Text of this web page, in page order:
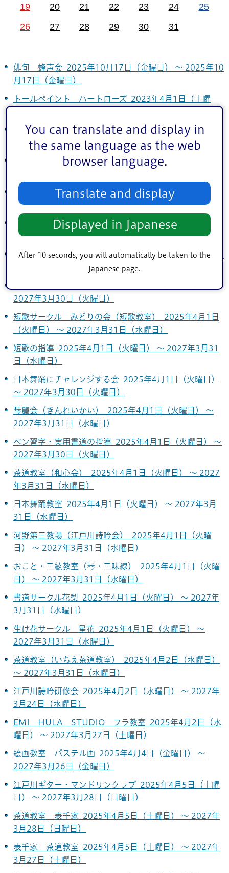
You can translate and display in
the same language as the web
browser language.
Translate and display
Displayed in Japanese
After 10 seconds, you will automatically be taken to the
Japanese page.
19 20 21 22 23 24
25
26
27 28 29 30 31
俳句 蜂声会 2025年10月17日（金曜日） ～ 2025年10
月17日（金曜日）
トールペイント ハートローズ 2023年4月1日（土曜
江戸川女声合唱団 2024年11月14日（木曜日） ～ 2027
年4月1日（木曜日）
江戸川区「楽しい！英会話」 2024年11月24日（日曜
楽しみま書の会 2025年1月21日（火曜日） ～ 2027年3
月31日（水曜日）
表千家茶道「淡水会」 2025年3月4日（火曜日） ～
2027年3月31日（水曜日）
尺八教室 2025年3月10日（月曜日） ～ 2027年3月31日
2027年3月30日（火曜日）
短歌サークル みどりの会（短歌教室） 2025年4月1日
（火曜日） ～ 2027年3月31日（水曜日）
短歌の指導 2025年4月1日（火曜日） ～ 2027年3月31
日（水曜日）
日本舞踊にチャレンジする会 2025年4月1日（火曜日）
～ 2027年3月30日（火曜日）
琴麗会（きんれいかい） 2025年4月1日（火曜日） ～
2027年3月31日（水曜日）
ペン習字・実用書道の指導 2025年4月1日（火曜日） ～
2027年3月30日（火曜日）
茶道教室（和心会） 2025年4月1日（火曜日） ～ 2027
年3月31日（水曜日）
日本舞踊教室 2025年4月1日（火曜日） ～ 2027年3月
31日（水曜日）
河野第三教場（江戸川詩吟会） 2025年4月1日（火曜
日） ～ 2027年3月31日（水曜日）
おこと・三絃教室（琴・三味線） 2025年4月1日（火曜
日） ～ 2027年3月31日（水曜日）
書道サークル花梨 2025年4月1日（火曜日） ～ 2027年
3月31日（水曜日）
生け花サークル 星花 2025年4月1日（火曜日） ～
2027年3月31日（水曜日）
茶道教室（いちえ茶道教室） 2025年4月2日（水曜日）
～ 2027年3月31日（水曜日）
江戸川詩吟研修会 2025年4月2日（水曜日） ～ 2027年
3月24日（水曜日）
EMI HULA STUDIO フラ教室 2025年4月2日（水
曜日） ～ 2027年3月27日（土曜日）
絵画教室 パステル画 2025年4月4日（金曜日） ～
2027年3月26日（金曜日）
江戸川ギター・マンドリンクラブ 2025年4月5日（土曜
日） ～ 2027年3月28日（日曜日）
茶道教室 表千家 2025年4月5日（土曜日） ～ 2027年
3月28日（日曜日）
表千家 茶道教室 2025年4月5日（土曜日） ～ 2027年
3月27日（土曜日）